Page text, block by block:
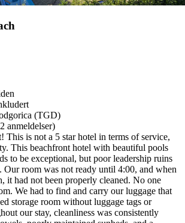
(TGD)
anmeldelser)
This is not a 5 star hotel in terms of service,
This beachfront hotel with beautiful pools
to be exceptional, but poor leadership ruins
Our room was not ready until 4:00, and when
it had not been properly cleaned. No one
We had to find and carry our luggage that
storage room without luggage tags or
our stay, cleanliness was consistently